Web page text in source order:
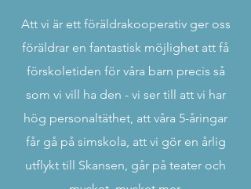
Att vi är ett föräldrakooperativ ger oss
föräldrar en fantastisk möjlighet att få
förskoletiden för våra barn precis så
som vi vill ha den - vi ser till att vi har
hög personaltäthet, att våra 5-åringar
får gå på simskola, att vi gör en årlig
utflykt till Skansen, går på teater och